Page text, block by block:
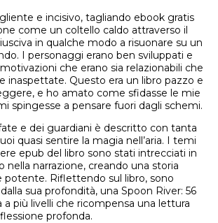
e incisivo, tagliando ebook gratis
come un coltello caldo attraverso il
in qualche modo a risuonare su un
I personaggi erano ben sviluppati e
che erano sia relazionabili che
inaspettate. Questo era un libro pazzo e
e ho amato come sfidasse le mie
spingesse a pensare fuori dagli schemi.
e dei guardiani è descritto con tanta
quasi sentire la magia nell’aria. I temi
epub del libro sono stati intrecciati in
nella narrazione, creando una storia
Riflettendo sul libro, sono
sua profondità, una Spoon River: 56
più livelli che ricompensa una lettura
profonda.